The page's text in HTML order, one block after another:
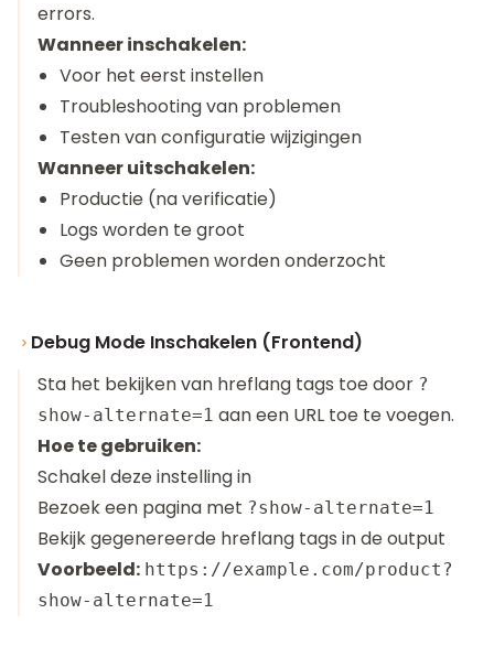
errors.
Wanneer inschakelen:
Voor het eerst instellen
Troubleshooting van problemen
Testen van configuratie wijzigingen
Wanneer uitschakelen:
Productie (na verificatie)
Logs worden te groot
Geen problemen worden onderzocht
Debug Mode Inschakelen (Frontend)
Sta het bekijken van hreflang tags toe door ?
show-alternate=1 aan een URL toe te voegen.
Hoe te gebruiken:
Schakel deze instelling in
Bezoek een pagina met ?show-alternate=1
Bekijk gegenereerde hreflang tags in de output
Voorbeeld: https://example.com/product?
show-alternate=1